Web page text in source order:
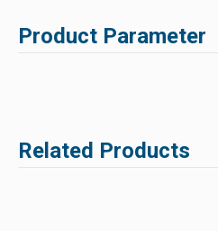
Product Parameter
Related Products